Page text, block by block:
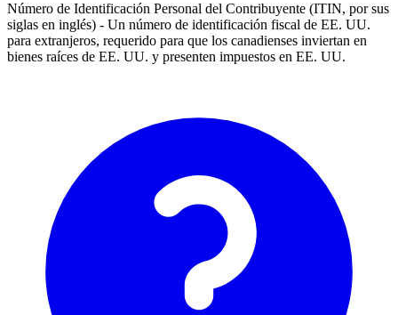
Número de Identificación Personal del Contribuyente (ITIN, por sus
siglas en inglés) - Un número de identificación fiscal de EE. UU.
para extranjeros, requerido para que los canadienses inviertan en
bienes raíces de EE. UU. y presenten impuestos en EE. UU.